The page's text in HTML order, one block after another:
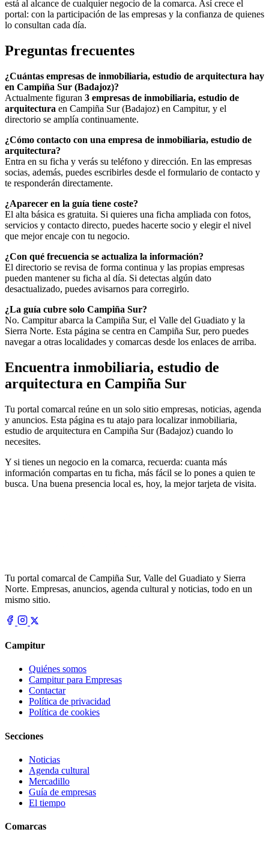
está al alcance de cualquier negocio de la comarca. Así crece el
portal: con la participación de las empresas y la confianza de quienes
lo consultan cada día.
Preguntas frecuentes
¿Cuántas empresas de inmobiliaria, estudio de arquitectura hay
en Campiña Sur (Badajoz)?
Actualmente figuran 3 empresas de inmobiliaria, estudio de
arquitectura en Campiña Sur (Badajoz) en Campitur, y el
directorio se amplía continuamente.
¿Cómo contacto con una empresa de inmobiliaria, estudio de
arquitectura?
Entra en su ficha y verás su teléfono y dirección. En las empresas
socias, además, puedes escribirles desde el formulario de contacto y
te responderán directamente.
¿Aparecer en la guía tiene coste?
El alta básica es gratuita. Si quieres una ficha ampliada con fotos,
servicios y contacto directo, puedes hacerte socio y elegir el nivel
que mejor encaje con tu negocio.
¿Con qué frecuencia se actualiza la información?
El directorio se revisa de forma continua y las propias empresas
pueden mantener su ficha al día. Si detectas algún dato
desactualizado, puedes avisarnos para corregirlo.
¿La guía cubre solo Campiña Sur?
No. Campitur abarca la Campiña Sur, el Valle del Guadiato y la
Sierra Norte. Esta página se centra en Campiña Sur, pero puedes
navegar a otras localidades y comarcas desde los enlaces de arriba.
Encuentra inmobiliaria, estudio de
arquitectura en Campiña Sur
Tu portal comarcal reúne en un solo sitio empresas, noticias, agenda
y anuncios. Esta página es tu atajo para localizar inmobiliaria,
estudio de arquitectura en Campiña Sur (Badajoz) cuando lo
necesites.
Y si tienes un negocio en la comarca, recuerda: cuanta más
información compartas en tu ficha, más fácil se lo pones a quien te
busca. Una buena presencia local es, hoy, la mejor tarjeta de visita.
Tu portal comarcal de Campiña Sur, Valle del Guadiato y Sierra
Norte. Empresas, anuncios, agenda cultural y noticias, todo en un
mismo sitio.
Campitur
Quiénes somos
Campitur para Empresas
Contactar
Política de privacidad
Política de cookies
Secciones
Noticias
Agenda cultural
Mercadillo
Guía de empresas
El tiempo
Comarcas